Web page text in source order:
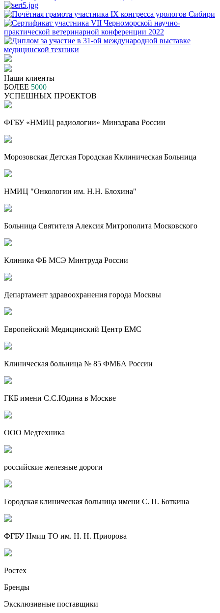
Наши клиенты
БОЛЕЕ 5000
УСПЕШНЫХ ПРОЕКТОВ
ФГБУ «НМИЦ радиологии» Минздрава России
Морозовская Детская Городская Кклиническая Больница
НМИЦ "Онкологии им. Н.Н. Блохина"
Больница Святителя Алексия Митрополита Московского
Клиника ФБ МСЭ Минтруда России
Департамент здравоохранения города Москвы
Европейский Медицинский Центр EMC
Клиническая больница № 85 ФМБА России
ГКБ имени С.С.Юдина в Москве
ООО Медтехника
российские железные дороги
Городская клиническая больница имени С. П. Боткина
ФГБУ Нмиц ТО им. Н. Н. Приорова
Ростех
Бренды
Эксклюзивные поставщики